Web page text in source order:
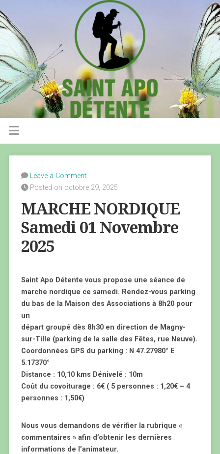
Leave a Comment
Posted on octobre 29, 2025
MARCHE NORDIQUE
Samedi 01 Novembre
2025
Saint Apo Détente vous propose une séance de
marche nordique ce samedi. Rendez-vous parking
du bas de la Maison des Associations à 8h20 pour
un
départ groupé dès 8h30 en direction de Magny-
sur-Tille (parking de la salle des Fêtes, rue Neuve).
Coordonnées GPS du parking : N 47.27980° E
5.17370°
Distance : 10,10 kms Dénivelé : 10m
Coût du covoiturage : 6€ ( 5 personnes : 1,20€ – 4
personnes : 1,50€)
Nous vous demandons de vérifier la rubrique «
commentaires » afin d’obtenir les dernières
informations de l’animateur.